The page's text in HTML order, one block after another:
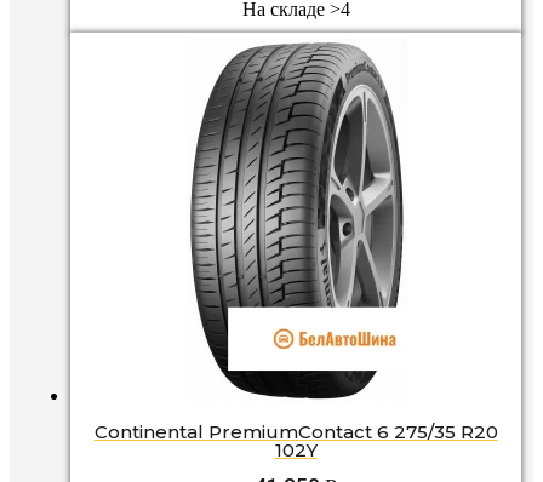
На складе >4
Continental PremiumContact 6 275/35 R20
102Y